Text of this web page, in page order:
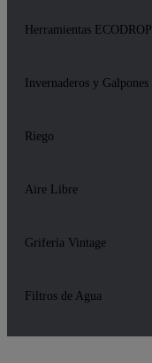
Herramientas ECODROP
Invernaderos y Galpones
Riego
Aire Libre
Grifería Vintage
Filtros de Agua